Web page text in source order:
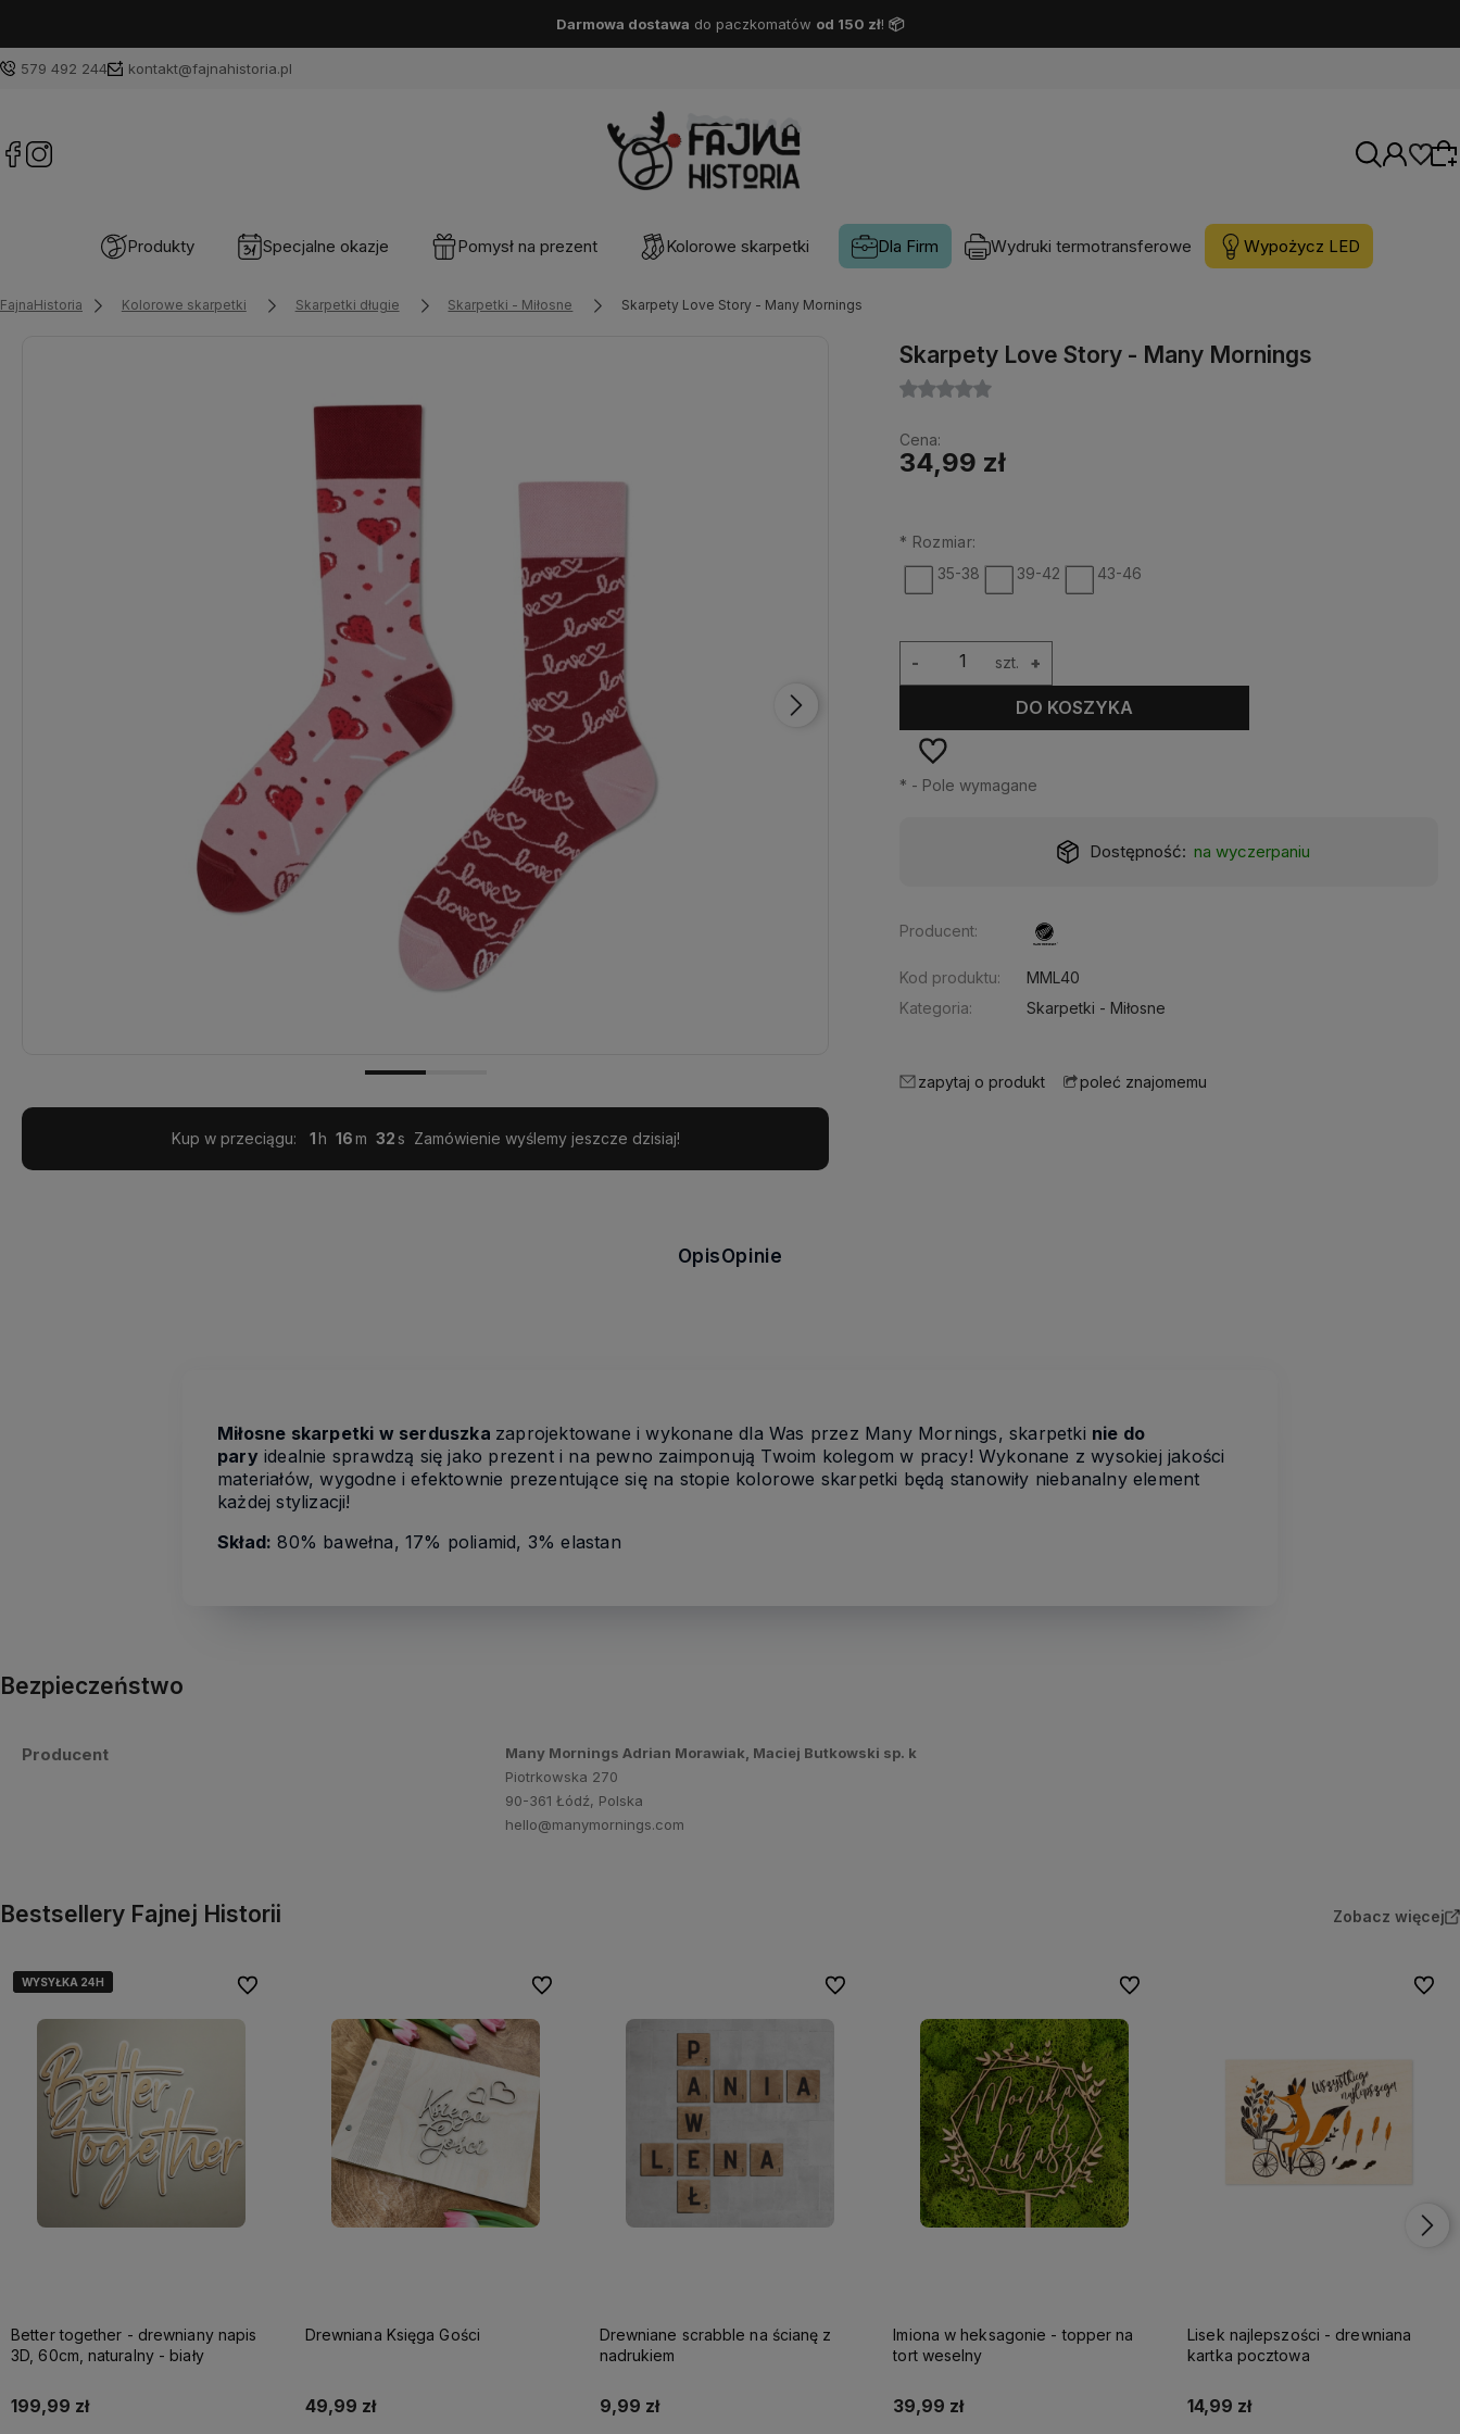
Darmowa dostawaDPD Pickupod 150 zł! 📦
579 492 244 kontakt@fajnahistoria.pl
oferty lub zaloguj się, aby przywrócić dodane
produkty do listy z poprzedniej sesji.
Produkty Specjalne okazje Pomysł na prezent Kolorowe skarpetki Dla Firm Wydruki termotransferowe Wypożycz LED
FajnaHistoria Kolorowe skarpetki Skarpetki długie Skarpetki - Miłosne Skarpety Love Story - Many Mornings
Kup w przeciągu: 1 16 32 Zamówienie wyślemy jeszcze dzisiaj!
Skarpety Love Story - Many Mornings
Cena:
34,99 zł
* Rozmiar:
35-38
39-42 43-46
szt. +
-
DO KOSZYKA
* - Pole wymagane
na wyczerpaniu Realizacja: Dostępność: na wyczerpaniu
Producent:
Kod produktu:
MML40
Kategoria:
Skarpetki - Miłosne
zapytaj o produkt poleć znajomemu
OpisOpinie
Miłosne skarpetki w serduszka zaprojektowane i wykonane dla Was przez Many Mornings, skarpetki nie do
paryidealnie sprawdzą się jako prezent i na pewno zaimponują Twoim kolegom w pracy! Wykonane z wysokiej jakości
materiałów, wygodne i efektownie prezentujące się na stopie kolorowe skarpetki będą stanowiły niebanalny element
każdej stylizacji!
Skład: 80% bawełna, 17% poliamid, 3% elastan
Bezpieczeństwo
Producent
Many Mornings Adrian Morawiak, Maciej Butkowski sp. k
Piotrkowska 270
90-361 Łódź, Polska
hello@manymornings.com
Bestsellery Fajnej Historii Zobacz więcej
WYSYŁKA 24H
WYSYŁKA 24H
WYSYŁKA 24H
Better together - drewniany napis
3D, 60cm, naturalny - biały
199,99 zł
Do ulubionych
Drewniana Księga Gości
49,99 zł
Do ulubionych
Drewniane scrabble na ścianę z
nadrukiem
9,99 zł
Do ulubionych
Imiona w heksagonie - topper na
tort weselny
39,99 zł
Do ulubionych
Lisek najlepszości - drewniana
kartka pocztowa
14,99 zł
Do